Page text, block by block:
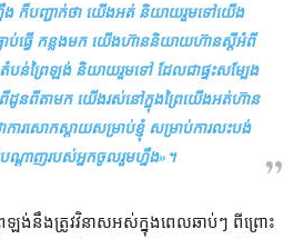
ក៏​បញ្ជាក់​ថា យើង​អត់ និយាយ​រួម​ទៅ​យើង​
ាប់ធ្វើ កន្លង​មក យើង​ហ៊ាន​និយាយ​ហ៊ាន​ស្ដី​អំពី​
តំបន់​ព្រៃ​ឡង់ និយាយ​រួម​ទៅ ដែល​ជា​ផ្ទះសម្បែង​
ដូន​ពី​តា​មក យើង​រស់នៅ​ក្នុង​ព្រៃ​យើង​អត់​ហ៊ាន​
ការ​សោកស្ដាយ​សម្រាប់​ខ្ញុំ សម្រាប់​ការ​លះបង់​
បណ្ដាញ​របស់​អ្នកចូលរួម​ហ្នឹង»។
ឡង់​នឹង​ត្រូវ​វិនាស​អស់​ក្នុង​ពេល​ឆាប់ៗ ពីព្រោះ​